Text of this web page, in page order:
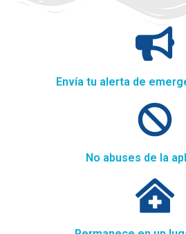
Envía tu alerta de
No abuses de la